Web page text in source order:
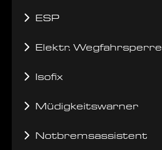
ESP
Elektr. Wegfahrsperre
Isofix
Müdigkeitswarner
Notbremsassistent